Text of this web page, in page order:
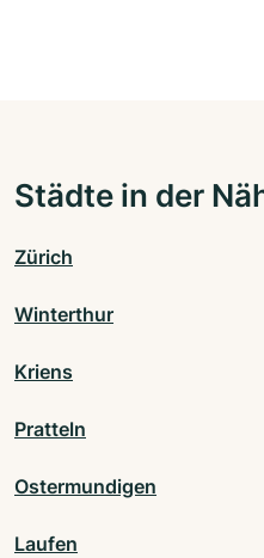
Städte in der
Zürich
Winterthur
Kriens
Pratteln
Ostermundigen
Laufen